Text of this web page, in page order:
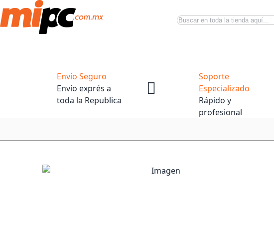
Buscar
Envío Seguro
Envío exprés a
toda la Republica
Soporte
Especializado
Rápido y
profesional